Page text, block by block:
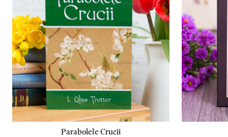
Parabolele Crucii